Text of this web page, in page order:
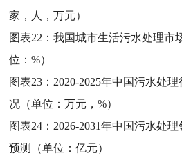
家，人，万元）
图表22：我国城市生活污水处理市
位：%）
图表23： 2020-2025年中国污水处
况（单位：万元，%）
图表24： 2026-2031年中国污水处
预测（单位：亿元）